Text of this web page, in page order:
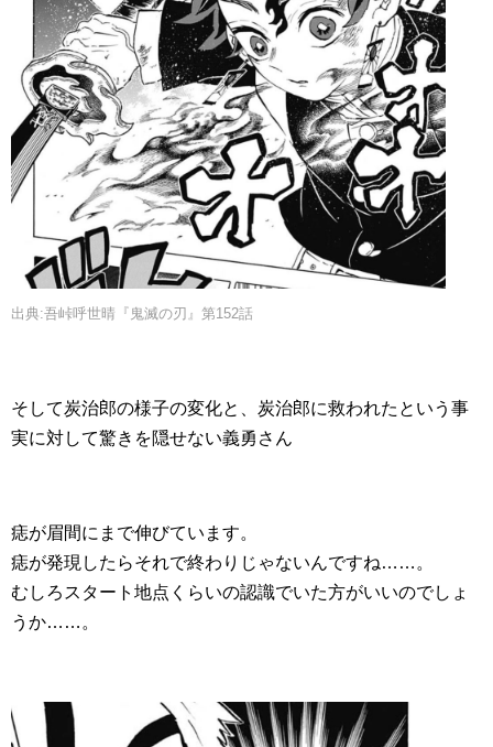
出典:吾峠呼世晴『鬼滅の刃』第152話
そして炭治郎の様子の変化と、炭治郎に救われたという事
実に対して驚きを隠せない義勇さん
痣が眉間にまで伸びています。
痣が発現したらそれで終わりじゃないんですね……。
むしろスタート地点くらいの認識でいた方がいいのでしょ
うか……。